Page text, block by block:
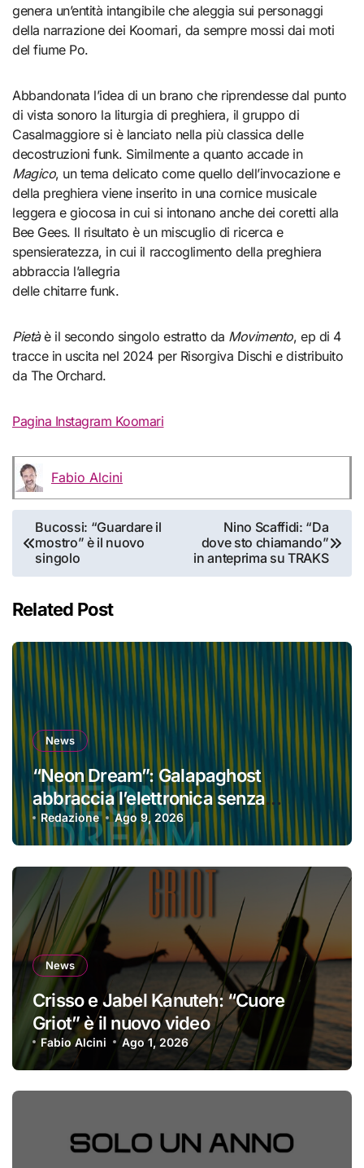
genera un’entità intangibile che aleggia sui personaggi
della narrazione dei Koomari, da sempre mossi dai moti
del fiume Po.
Abbandonata l’idea di un brano che riprendesse dal punto
di vista sonoro la liturgia di preghiera, il gruppo di
Casalmaggiore si è lanciato nella più classica delle
decostruzioni funk. Similmente a quanto accade in
Magico, un tema delicato come quello dell’invocazione e
della preghiera viene inserito in una cornice musicale
leggera e giocosa in cui si intonano anche dei coretti alla
Bee Gees. Il risultato è un miscuglio di ricerca e
spensieratezza, in cui il raccoglimento della preghiera
abbraccia l’allegria
delle chitarre funk.
Pietàè il secondo singolo estratto da Movimento, ep di 4
tracce in uscita nel 2024 per Risorgiva Dischi e distribuito
da The Orchard.
Pagina Instagram Koomari
Fabio Alcini
Navigazione
articoli
Bucossi: “Guardare il
mostro” è il nuovo
singolo
Nino Scaffidi: “Da
dove sto chiamando”
in anteprima su TRAKS
Related Post
News
“Neon Dream”: Galapaghost
abbraccia l’elettronica senza
perdere la propria identità
Redazione Ago 9, 2026
News
Crisso e Jabel Kanuteh: “Cuore
Griot” è il nuovo video
Fabio Alcini Ago 1, 2026